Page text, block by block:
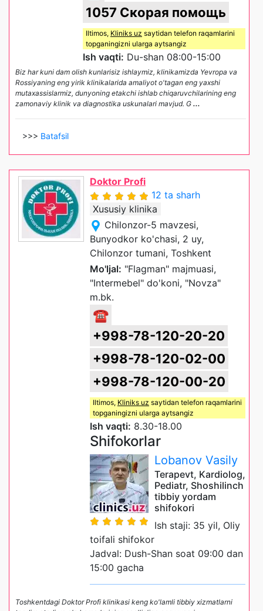
1057 Скорая помощь
Iltimos, Kliniks uz saytidan telefon raqamlarini
topganingizni ularga aytsangiz
Ish vaqti: Du-shan 08:00-15:00
Biz har kuni dam olish kunlarisiz ishlaymiz, klinikamizda Yevropa va
Rossiyaning eng yirik klinikalarida amaliyot o'tagan eng yaxshi
mutaxassislarmiz, dunyoning etakchi ishlab chiqaruvchilarining eng
zamonaviy klinik va diagnostika uskunalari mavjud. G ...
>>> Batafsil
Doktor Profi
12 ta sharh
Xususiy klinika
Chilonzor-5 mavzesi,
Bunyodkor ko'chasi, 2 uy,
Chilonzor tumani, Toshkent
Mo'ljal: "Flagman" majmuasi,
"Intermebel" do'koni, "Novza"
m.bk.
☎
+998-78-120-20-20
+998-78-120-02-00
+998-78-120-00-20
Iltimos, Kliniks uz saytidan telefon raqamlarini
topganingizni ularga aytsangiz
Ish vaqti: 8.30-18.00
Shifokorlar
Lobanov Vasily
Terapevt, Kardiolog,
Pediatr, Shoshilinch
tibbiy yordam
shifokori
Ish staji: 35 yil, Oliy
toifali shifokor
Jadval: Dush-Shan soat 09:00 dan
15:00 gacha
Toshkentdagi Doktor Profi klinikasi keng ko'lamli tibbiy xizmatlarni